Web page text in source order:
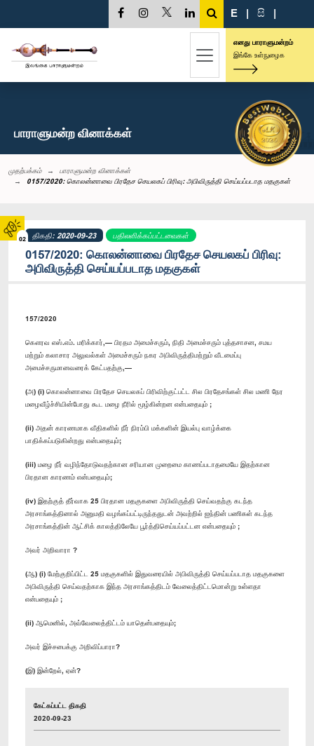
02
E | සි |
எனது பாராளுமன்றம்
இங்கே உள்நுழைக
பாராளுமன்ற வினாக்கள்
முதற்பக்கம்
பாராளுமன்ற வினாக்கள்
0157/2020: கொலன்னாவை பிரதேச செயலகப் பிரிவு: அபிவிருத்தி செய்யப்படாத மதகுகள்
திகதி: 2020-09-23 பதிலளிக்கப்பட்டவைகள்
0157/2020: கொலன்னாவை பிரதேச செயலகப் பிரிவு:
அபிவிருத்தி செய்யப்படாத மதகுகள்
157/2020
கௌரவ எஸ்.எம். மரிக்கார்,— ​பிரதம அமைச்சரும், நிதி அமைச்சரும் புத்தசாசன, சமய
மற்றும் கலாசார அலுவல்கள் அமைச்சரும் நகர அபிவிருத்திமற்றும் வீடமைப்பு
அமைச்சருமானவரைக் கேட்பதற்கு,—
(அ) (i) கொலன்னாவை பிரதேச செயலகப் பிரிவிற்குட்பட்ட சில பிரதேசங்கள் சில மணி நேர
மழைவீழ்ச்சியின்போது கூட மழை நீரில் மூழ்கின்றன என்பதையும் ;
(ii) அதன் காரணமாக வீதிகளில் நீர் நிரம்பி மக்களின் இயல்பு வாழ்க்கை
பாதிக்கப்படுகின்றது என்பதையும்;
(iii) மழை நீர் வழிந்தோடுவதற்கான சரியான முறைமை காணப்படாதமையே இதற்கான
பிரதான காரணம் என்பதையும்;
(iv) இதற்குத் தீர்வாக 25 பிரதான மதகுகளை அபிவிருத்தி செய்வதற்கு கடந்த
அரசாங்கத்தினால் அனுமதி வழங்கப்பட்டிருந்ததுடன் அவற்றில் ஐந்தின் பணிகள் கடந்த
அரசாங்கத்தின் ஆட்சிக் காலத்திலேயே பூர்த்திசெய்யப்பட்டன என்பதையும் ;
அவர் அறிவாரா ?
(ஆ) (i) மேற்குறிப்பிட்ட 25 மதகுகளில் இதுவரையில் அபிவிருத்தி செய்யப்படாத மதகுகளை
அபிவிருத்தி செய்வதற்காக இந்த அரசாங்கத்திடம் வேலைத்திட்டமொன்று உள்ளதா
என்பதையும் ;
(ii) ஆமெனில், அவ்வேலைத்திட்டம் யாதென்பதையும்;
அவர் இச்சபைக்கு அறிவிப்பாரா?
(இ) இன்றேல், ஏன்?
கேட்கப்பட்ட திகதி
2020-09-23